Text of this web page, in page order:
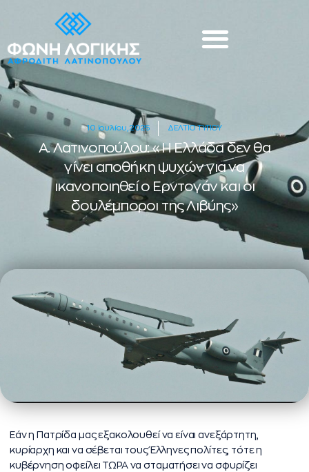
10 Ιουλίου, 2025 ΔΕΛΤΙΟ ΤΥΠΟΥ
Α. Λατινοπούλου: «Η Ελλάδα δεν θα
γίνει αποθήκη ψυχών για να
ικανοποιηθεί ο Ερντογάν και οι
δουλέμποροι της Λιβύης»
Εάν η Πατρίδα μας εξακολουθεί να είναι ανεξάρτητη,
κυρίαρχη και να σέβεται τους Έλληνες πολίτες, τότε η
κυβέρνηση οφείλει ΤΩΡΑ να σταματήσει να σφυρίζει